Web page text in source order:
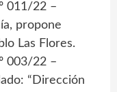
011/22 –
propone
Las Flores.
003/22 –
“Dirección